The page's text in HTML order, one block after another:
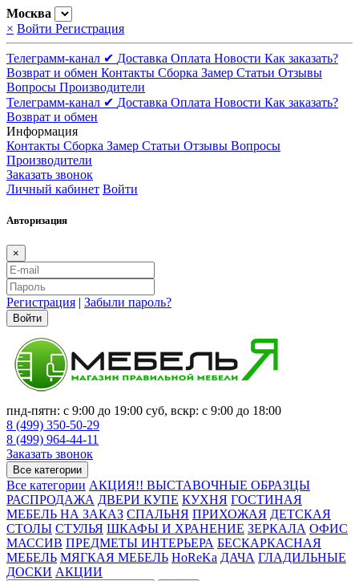
Москва
× Войти Регистрация
Телеграмм-канал ✔ Доставка Оплата Новости Как заказать?
Возврат и обмен Контакты Сборка Замер Статьи Отзывы
Вопросы Производители
Телеграмм-канал ✔ Доставка Оплата Новости Как заказать?
Возврат и обмен
Информация
Контакты Сборка Замер Статьи Отзывы Вопросы
Производители
Заказать звонок
Личный кабинет Войти
Авторизация
×
Регистрация | Забыли пароль?
Войти
пнд-пятн: с 9:00 до 19:00 суб, вскр: с 9:00 до 18:00
8 (499) 350-50-29
8 (499) 964-44-11
Заказать звонок
Все категории
Все категории АКЦИЯ!! ВЫСТАВОЧНЫЕ ОБРАЗЦЫ
РАСПРОДАЖА ДВЕРИ КУПЕ КУХНЯ ГОСТИНАЯ
МЕБЕЛЬ НА ЗАКАЗ СПАЛЬНЯ ПРИХОЖАЯ ДЕТСКАЯ
СТОЛЫ СТУЛЬЯ ШКАФЫ И ХРАНЕНИЕ ЗЕРКАЛА ОФИС
МАССИВ ПРЕДМЕТЫ ИНТЕРЬЕРА БЕСКАРКАСНАЯ
МЕБЕЛЬ МЯГКАЯ МЕБЕЛЬ HoReKa ДАЧА ГЛАДИЛЬНЫЕ
ДОСКИ АКЦИИ